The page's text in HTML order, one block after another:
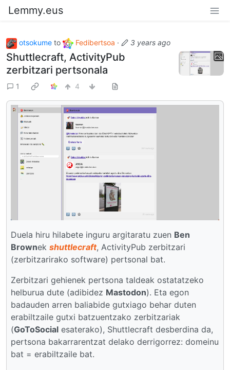
Lemmy.eus
otsokume to Fedibertsoa · 3 years ago
Shuttlecraft, ActivityPub
zerbitzari pertsonala
1 4
Duela hiru hilabete inguru argitaratu zuen Ben
Brownek shuttlecraft, ActivityPub zerbitzari
(zerbitzarirako software) pertsonal bat.
Zerbitzari gehienek pertsona taldeak ostatatzeko
helburua dute (adibidez Mastodon). Eta egon
badauden arren baliabide gutxiago behar duten
erabiltzaile gutxi batzuentzako zerbitzariak
(GoToSocial esaterako), Shuttlecraft desberdina da,
pertsona bakarrarentzat delako derrigorrez: domeinu
bat = erabiltzaile bat.